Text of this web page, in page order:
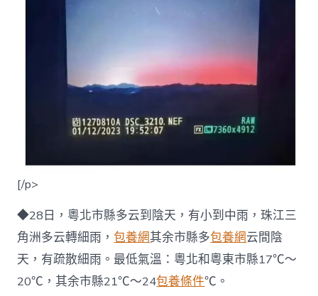
[/p>
◆28日，粵北市縣多云到陰天，有小到中雨，珠江三
角洲多云轉細雨，包養網其余市縣多包養網云間陰
天，有疏散細雨。最低氣溫：粵北和粵東市縣17℃～
20℃，其余市縣21℃～24包養條件℃。